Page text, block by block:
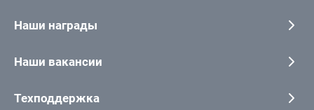
Наши награды
Наши вакансии
Техподдержка